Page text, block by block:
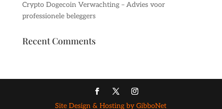
Crypto Dogecoin Verwachting – Advies voor
professionele beleggers
Recent Comments
Site Design & Hosting by GibboNet